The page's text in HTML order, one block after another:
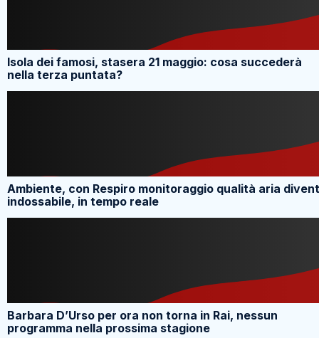
Isola dei famosi, stasera 21 maggio: cosa succederà
nella terza puntata?
Ambiente, con Respiro monitoraggio qualità aria
indossabile, in tempo reale
Barbara D’Urso per ora non torna in Rai, nessun
programma nella prossima stagione